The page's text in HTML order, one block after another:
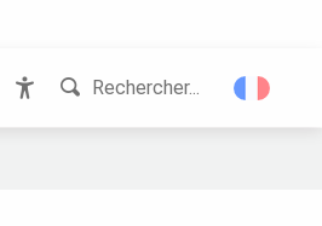
Rechercher...